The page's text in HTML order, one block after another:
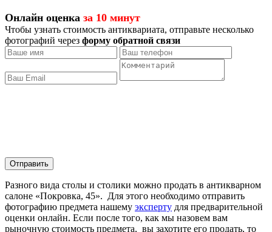
Онлайн оценка за 10 минут
Чтобы узнать стоимость антиквариата, отправьте несколько
фотографий через форму обратной связи
Отправить
Разного вида столы и столики можно продать в антикварном
салоне «Покровка, 45». Для этого необходимо отправить
фотографию предмета нашему эксперту для предварительной
оценки онлайн. Если после того, как мы назовем вам
рыночную стоимость предмета, вы захотите его продать, то